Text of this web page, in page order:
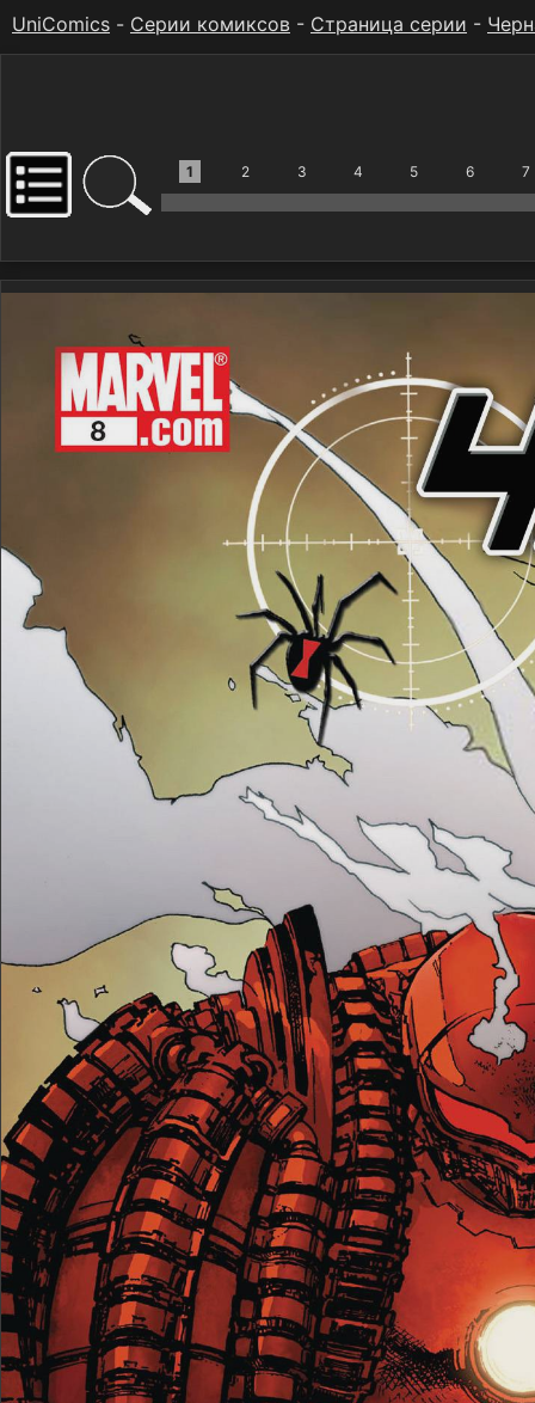
UniComics - Серии комиксов - Страница серии -
1 2 3 4 5 6 7